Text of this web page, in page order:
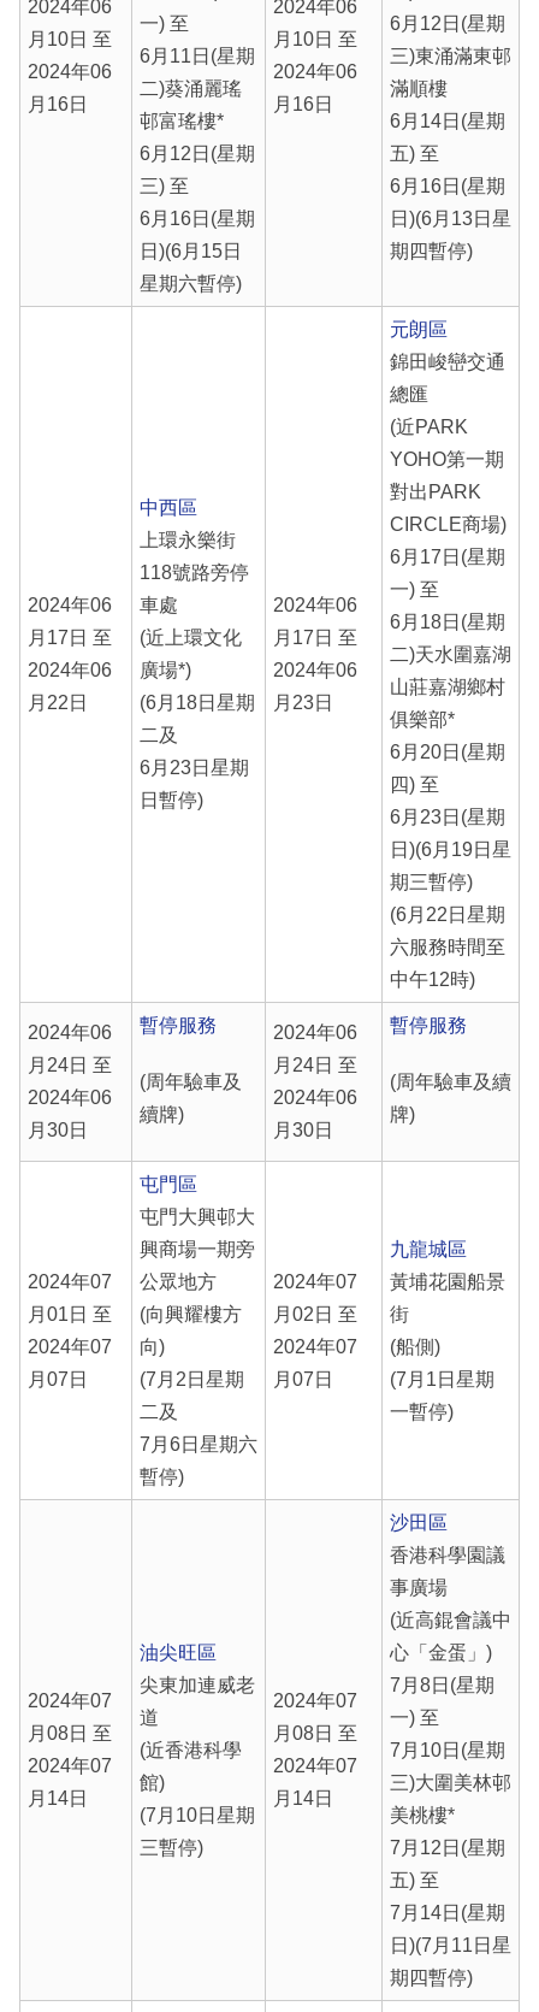
2024年06
月10日 至
2024年06
月16日
一) 至
6月11日(星期
二)葵涌麗瑤
邨富瑤樓*
6月12日(星期
三) 至
6月16日(星期
日)(6月15日
星期六暫停)
2024年06
月10日 至
2024年06
月16日
6月12日(星期
三)東涌滿東邨
滿順樓
6月14日(星期
五) 至
6月16日(星期
日)(6月13日星
期四暫停)
2024年06
月17日 至
2024年06
月22日
中西區
上環永樂街
118號路旁停
車處
(近上環文化
廣場*)
(6月18日星期
二及
6月23日星期
日暫停)
2024年06
月17日 至
2024年06
月23日
元朗區
錦田峻巒交通
總匯
(近PARK
YOHO第一期
對出PARK
CIRCLE商場)
6月17日(星期
一) 至
6月18日(星期
二)天水圍嘉湖
山莊嘉湖鄉村
俱樂部*
6月20日(星期
四) 至
6月23日(星期
日)(6月19日星
期三暫停)
(6月22日星期
六服務時間至
中午12時)
2024年06
月24日 至
2024年06
月30日
暫停服務
(周年驗車及
續牌)
2024年06
月24日 至
2024年06
月30日
暫停服務
(周年驗車及續
牌)
2024年07
月01日 至
2024年07
月07日
屯門區
屯門大興邨大
興商場一期旁
公眾地方
(向興耀樓方
向)
(7月2日星期
二及
7月6日星期六
暫停)
2024年07
月02日 至
2024年07
月07日
九龍城區
黃埔花園船景
街
(船側)
(7月1日星期
一暫停)
2024年07
月08日 至
2024年07
月14日
油尖旺區
尖東加連威老
道
(近香港科學
館)
(7月10日星期
三暫停)
2024年07
月08日 至
2024年07
月14日
沙田區
香港科學園議
事廣場
(近高錕會議中
心「金蛋」)
7月8日(星期
一) 至
7月10日(星期
三)大圍美林邨
美桃樓*
7月12日(星期
五) 至
7月14日(星期
日)(7月11日星
期四暫停)